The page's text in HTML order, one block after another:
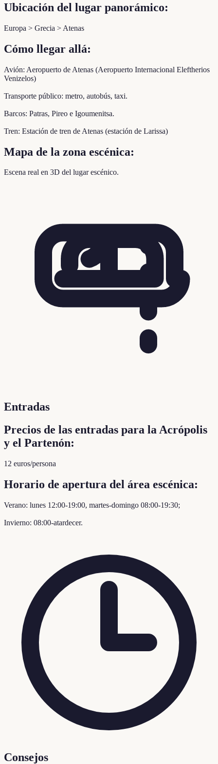
Ubicación del lugar panorámico:
Europa > Grecia > Atenas
Cómo llegar allá:
Avión: Aeropuerto de Atenas (Aeropuerto Internacional Eleftherios
Venizelos)
Transporte público: metro, autobús, taxi.
Barcos: Patras, Pireo e Igoumenitsa.
Tren: Estación de tren de Atenas (estación de Larissa)
Mapa de la zona escénica:
Escena real en 3D del lugar escénico.
Entradas
Precios de las entradas para la Acrópolis
y el Partenón:
12 euros/persona
Horario de apertura del área escénica:
Verano: lunes 12:00-19:00, martes-domingo 08:00-19:30;
Invierno: 08:00-atardecer.
Consejos